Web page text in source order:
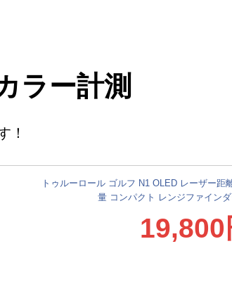
ラー計測
！
トゥルーロール ゴルフ N1 OLED レーザー距
量 コンパクト レンジファインダ
19,800